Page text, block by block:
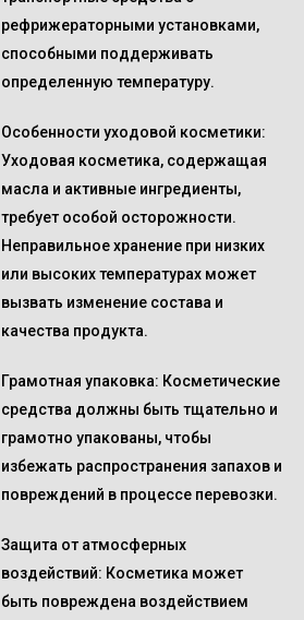
рефрижераторными установками,
способными поддерживать
определенную температуру.
Особенности уходовой косметики:
Уходовая косметика, содержащая
масла и активные ингредиенты,
требует особой осторожности.
Неправильное хранение при низких
или высоких температурах может
вызвать изменение состава и
качества продукта.
Грамотная упаковка: Косметические
средства должны быть тщательно и
грамотно упакованы, чтобы
избежать распространения запахов и
повреждений в процессе перевозки.
Защита от атмосферных
воздействий: Косметика может
быть повреждена воздействием